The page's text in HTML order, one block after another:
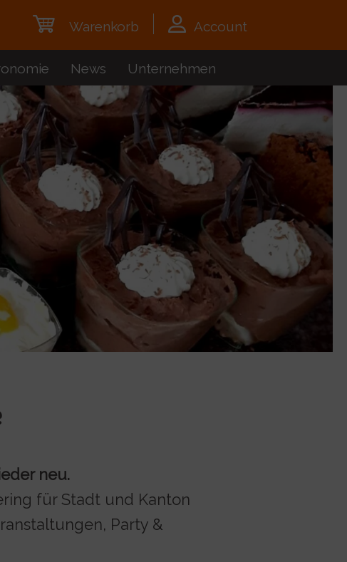
Warenkorb Account
News Unternehmen
neu.
für Stadt und Kanton
Party &